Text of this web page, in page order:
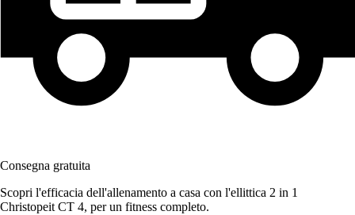
Consegna gratuita
Scopri l'efficacia dell'allenamento a casa con l'ellittica 2 in 1
Christopeit CT 4, per un fitness completo.